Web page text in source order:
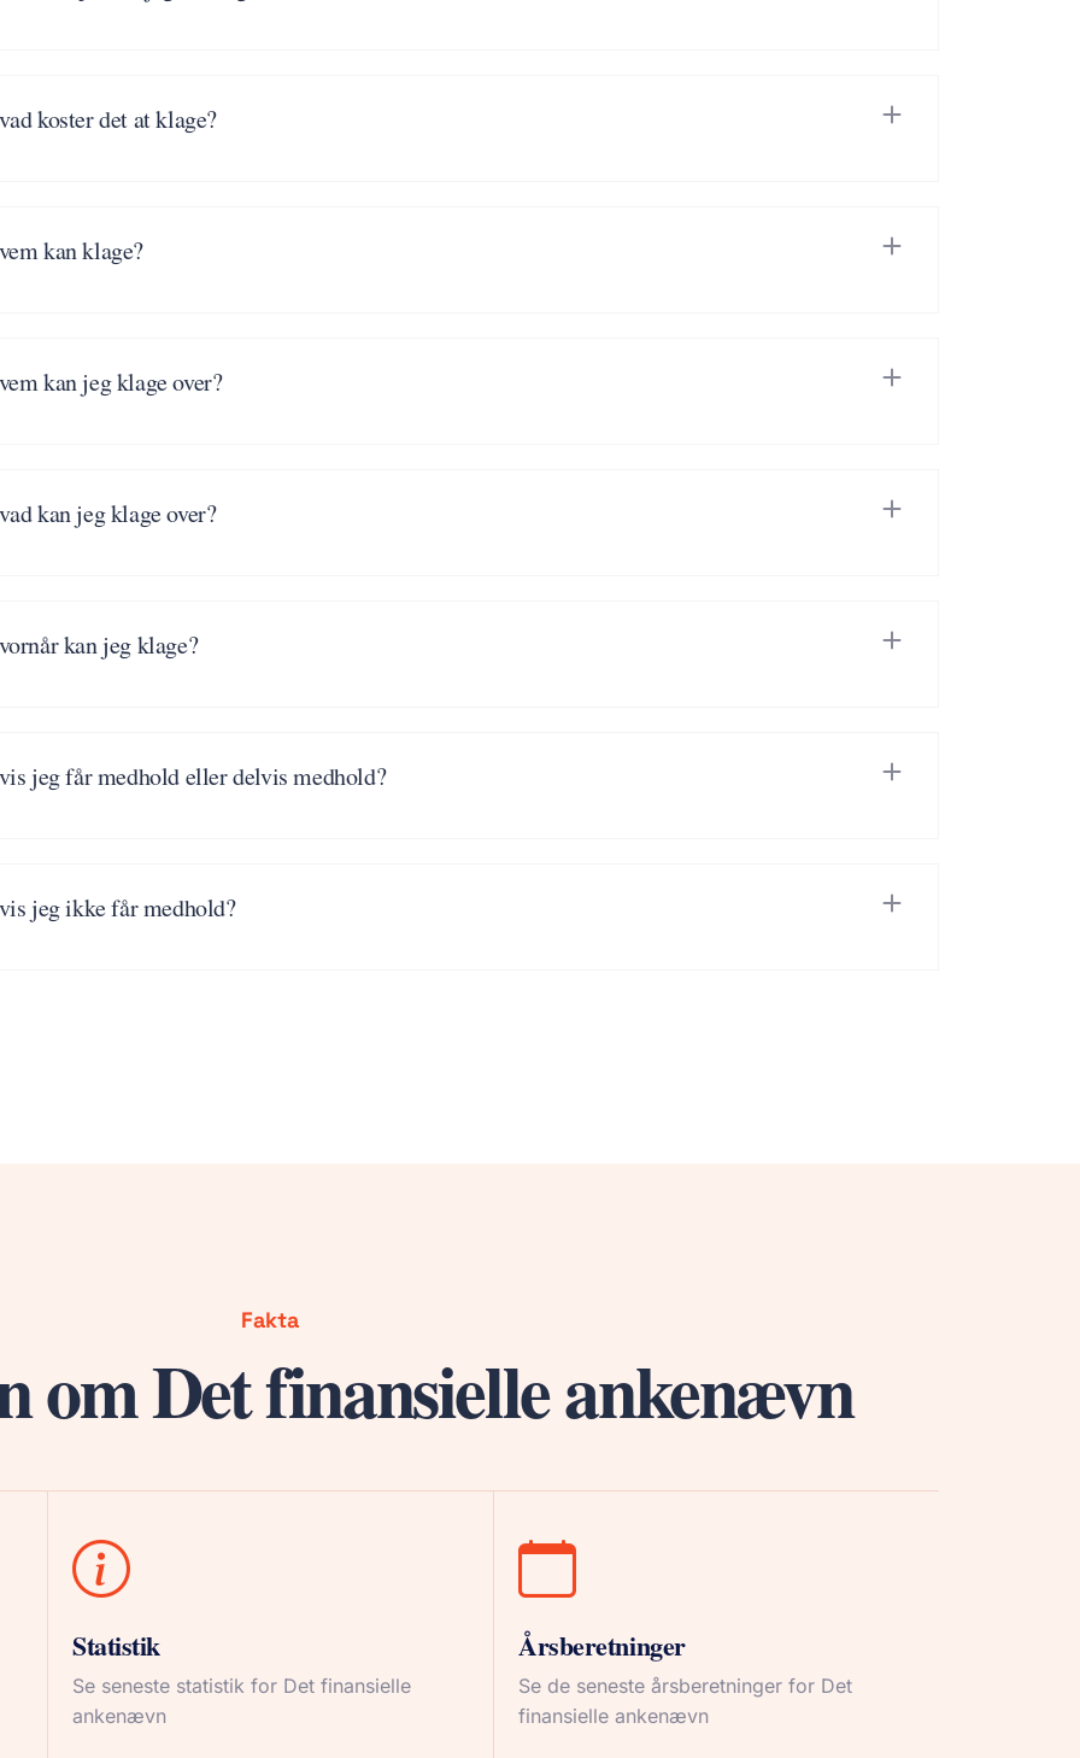
koster det at klage?
kan klage?
kan jeg klage over?
kan jeg klage over?
kan jeg klage?
jeg får medhold eller delvis medhold?
jeg ikke får medhold?
Fakta
om Det finansielle ankenævn
Statistik
Se seneste statistik for Det finansielle
ankenævn
Årsberetninger
Se de seneste årsberetninger for Det
finansielle ankenævn